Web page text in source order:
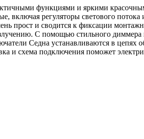
функциями и яркими
регуляторы светового
прост и сводится к фиксации
С помощью стильного диммера
Седна устанавливаются в
и схема подключения поможет